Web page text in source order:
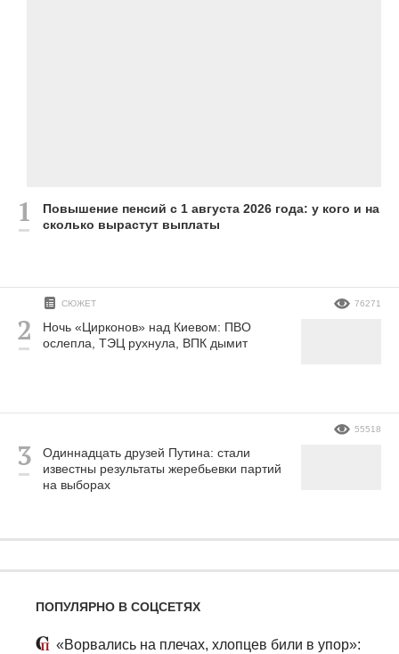
Повышение пенсий с 1 августа 2026 года: у кого и на
сколько вырастут выплаты
Ночь «Цирконов» над Киевом: ПВО
ослепла, ТЭЦ рухнула, ВПК дымит
СЮЖЕТ 76271
Одиннадцать друзей Путина: стали
известны результаты жеребьевки партий
на выборах
55518
ПОПУЛЯРНО В СОЦСЕТЯХ
«Ворвались на плечах, хлопцев били в упор»: